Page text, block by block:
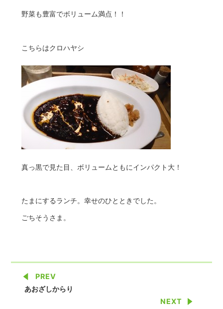
野菜も豊富でボリューム満点！！
こちらはクロハヤシ
真っ黒で見た目、ボリュームともにインパクト大！
たまにするランチ。幸せのひとときでした。
ごちそうさま。
PREV
あおざしからり
NEXT